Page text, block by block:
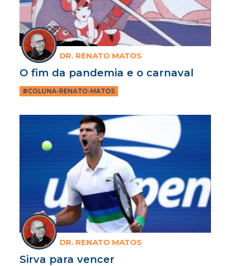
DR. RENATO MATOS
O fim da pandemia e o carnaval
#COLUNA-RENATO-MATOS
DR. RENATO MATOS
Sirva para vencer